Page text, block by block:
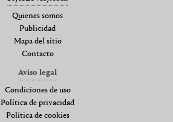
Quienes somos
Publicidad
Mapa del sitio
Contacto
Aviso legal
Condiciones de uso
Política de privacidad
Política de cookies